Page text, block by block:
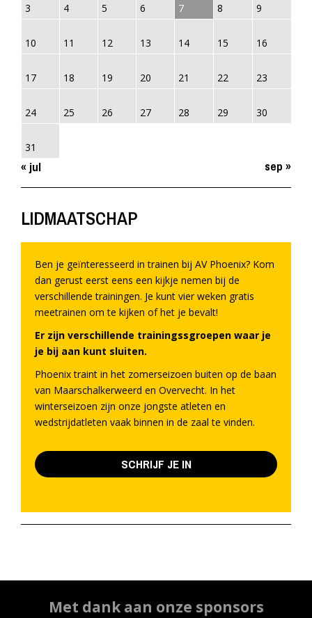
3 4 5 6 7 8 9
10 11 12 13 14 15 16
17 18 19 20 21 22 23
24 25 26 27 28 29 30
31
« jul sep »
LIDMAATSCHAP
Ben je geïnteresseerd in trainen bij AV Phoenix? Kom
dan gerust eerst eens een kijkje nemen bij de
verschillende trainingen. Je kunt vier weken gratis
meetrainen om te kijken of het je bevalt!
Er zijn verschillende trainingssgroepen waar je
je bij aan kunt sluiten.
Phoenix traint in het zomerseizoen buiten op de baan
van Maarschalkerweerd en Overvecht. In het
winterseizoen zijn onze jongste atleten en
wedstrijdatleten vaak binnen in de zaal te vinden.
SCHRIJF JE IN
Met dank aan onze sponsors